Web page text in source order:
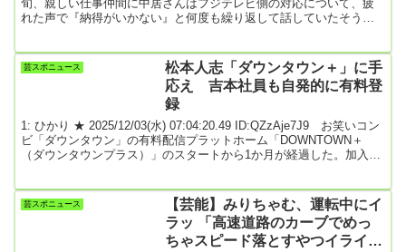
旬、親しい仕事仲間に中居さんはフジテレビ側の対応について、疲
れた声で『納得がいかない』と何度も繰り返して話していたそうで
って“反撃”を開始した。フジテレビが設置した第三者委員会が3月末
に中居の一連の言動を《性暴力》と認定したことは大きな話題とな
った。ところが5月12日、...
芸スポニュース
松本人志「ダウンタウン＋」に手
応え 吉本社員も自発的に有料登
録
1: ひかり ★ 2025/12/03(水) 07:04:20.49 ID:QZzAje7J9 お笑いコン
ビ「ダウンタウン」の有料配信プラットホーム「DOWNTOWN＋
（ダウンタウンプラス）」のスタートから1か月が経過した。加入者
と、それ以降、大喜利やトーク番組、松本プロデュースのユニーク
な企画を続々と配信。日本テレビ系「ダウンタウンのガキの使いや
あらへんで！」のトーク全...
芸スポニュース
【芸能】みりちゃむ、運転中にイ
ラッ 「高速道路のカーブでめっ
ちゃスピード落とすやつイライラ